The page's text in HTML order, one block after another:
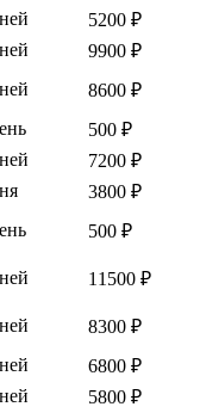
5200 ₽
9900 ₽
8600 ₽
500 ₽
7200 ₽
3800 ₽
500 ₽
11500 ₽
8300 ₽
6800 ₽
5800 ₽